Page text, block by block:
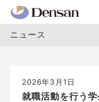
ニュース
2026年3月1日
就職活動を行う